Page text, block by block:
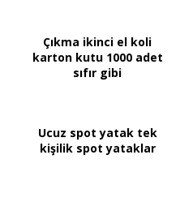
Çıkma ikinci el koli
karton kutu 1000 adet
sıfır gibi
Ucuz spot yatak tek
kişilik spot yataklar